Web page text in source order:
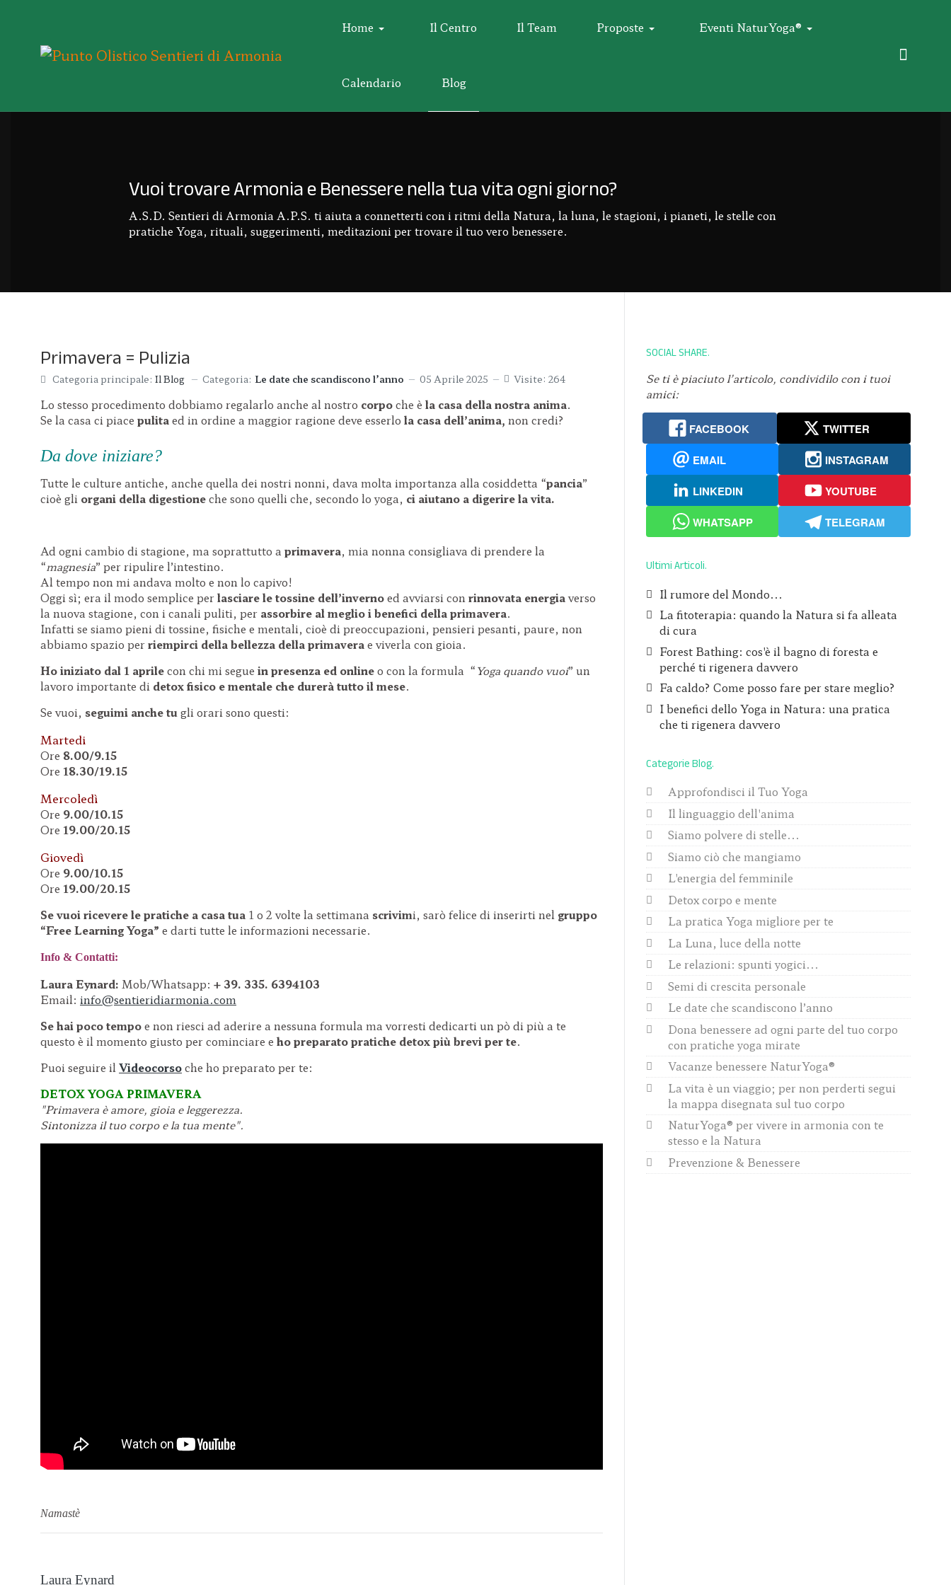
Home Il Centro Il Team Proposte Eventi NaturYoga®
Calendario Blog
Vuoi trovare Armonia e Benessere nella tua vita ogni giorno?
A.S.D. Sentieri di Armonia A.P.S. ti aiuta a connetterti con i ritmi della Natura, la luna, le stagioni, i pianeti, le stelle con
pratiche Yoga, rituali, suggerimenti, meditazioni per trovare il tuo vero benessere.
Primavera = Pulizia
Categoria principale: Il Blog Categoria: Le date che scandiscono l’anno 05 Aprile 2025 Visite: 264
Lo stesso procedimento dobbiamo regalarlo anche al nostro corpoche è la casa della nostra anima.
Se la casa ci piace pulitaed in ordine a maggior ragione deve esserlo la casa dell’anima, non credi?
Da dove iniziare?
Tutte le culture antiche, anche quella dei nostri nonni, dava molta importanza alla cosiddetta “pancia”
cioè gli organi della digestioneche sono quelli che, secondo lo yoga, ci aiutano a digerire la vita.
Ad ogni cambio di stagione, ma soprattutto a primavera, mia nonna consigliava di prendere la
“magnesia” per ripulire l’intestino.
Al tempo non mi andava molto e non lo capivo!
Oggi sì; era il modo semplice perlasciare le tossine dell’invernoed avviarsi con rinnovata energiaverso
la nuova stagione, con i canali puliti, per assorbire al meglio i benefici della primavera.
Infatti se siamo pieni di tossine, fisiche e mentali, cioè di preoccupazioni, pensieri pesanti, paure, non
abbiamo spazio perriempirci della bellezza della primaverae viverla con gioia.
Ho iniziato dal 1 aprilecon chi mi segue in presenza ed onlineo con la formula “Yoga quando vuoi” un
lavoro importante di detox fisico e mentale che durerà tutto il mese.
Se vuoi, seguimi anche tu gli orari sono questi:
Martedi
Ore 8.00/9.15
Ore 18.30/19.15
Mercoledì
Ore 9.00/10.15
Ore 19.00/20.15
Giovedì
Ore 9.00/10.15
Ore 19.00/20.15
Se vuoi ricevere le pratiche a casa tua 1 o 2 volte la settimana scrivimi, sarò felice di inserirti nel gruppo
“Free Learning Yoga” e darti tutte le informazioni necessarie.
Info & Contatti:
Laura Eynard: Mob/Whatsapp: + 39. 335. 6394103
Email: info@sentieridiarmonia.com
Se hai poco tempoe non riesci ad aderire a nessuna formula ma vorresti dedicarti un pò di più a te
questo è il momento giusto per cominciare e ho preparato pratiche detox più brevi per te.
Puoi seguire il Videocorsoche ho preparato per te:
DETOX YOGA PRIMAVERA
"Primavera è amore, gioia e leggerezza.
Sintonizza il tuo corpo e la tua mente".
Namastè
Laura Eynard
SOCIAL SHARE
Se ti è piaciuto l’articolo, condividilo con i tuoi
amici:
FACEBOOK
TWITTER
EMAIL
INSTAGRAM
LINKEDIN
YOUTUBE
WHATSAPP
TELEGRAM
Ultimi Articoli
Il rumore del Mondo...
La fitoterapia: quando la Natura si fa alleata
di cura
Forest Bathing: cos'è il bagno di foresta e
perché ti rigenera davvero
Fa caldo? Come posso fare per stare meglio?
I benefici dello Yoga in Natura: una pratica
che ti rigenera davvero
Categorie Blog
Approfondisci il Tuo Yoga
Il linguaggio dell'anima
Siamo polvere di stelle...
Siamo ciò che mangiamo
L'energia del femminile
Detox corpo e mente
La pratica Yoga migliore per te
La Luna, luce della notte
Le relazioni: spunti yogici...
Semi di crescita personale
Le date che scandiscono l’anno
Dona benessere ad ogni parte del tuo corpo
con pratiche yoga mirate
Vacanze benessere NaturYoga®
La vita è un viaggio; per non perderti segui
la mappa disegnata sul tuo corpo
NaturYoga® per vivere in armonia con te
stesso e la Natura
Prevenzione & Benessere